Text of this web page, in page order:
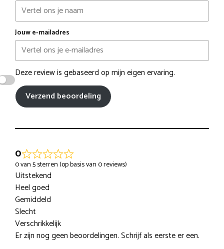
Jouw e-mailadres
Deze review is gebaseerd op mijn eigen ervaring.
Verzend beoordeling
0
0 van 5 sterren (op basis van 0 reviews)
Uitstekend
Heel goed
Gemiddeld
Slecht
Verschrikkelijk
Er zijn nog geen beoordelingen. Schrijf als eerste er een.